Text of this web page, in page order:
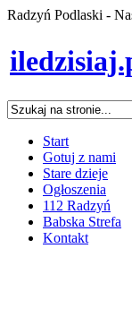
Radzyń Podlaski -
Start
Gotuj z nami
Stare dzieje
Ogłoszenia
112 Radzyń
Babska Strefa
Kontakt